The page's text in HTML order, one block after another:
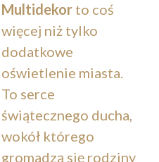
Multidekor to coś
więcej niż tylko
dodatkowe
oświetlenie miasta.
To serce
świątecznego ducha,
wokół którego
gromadzą się rodziny